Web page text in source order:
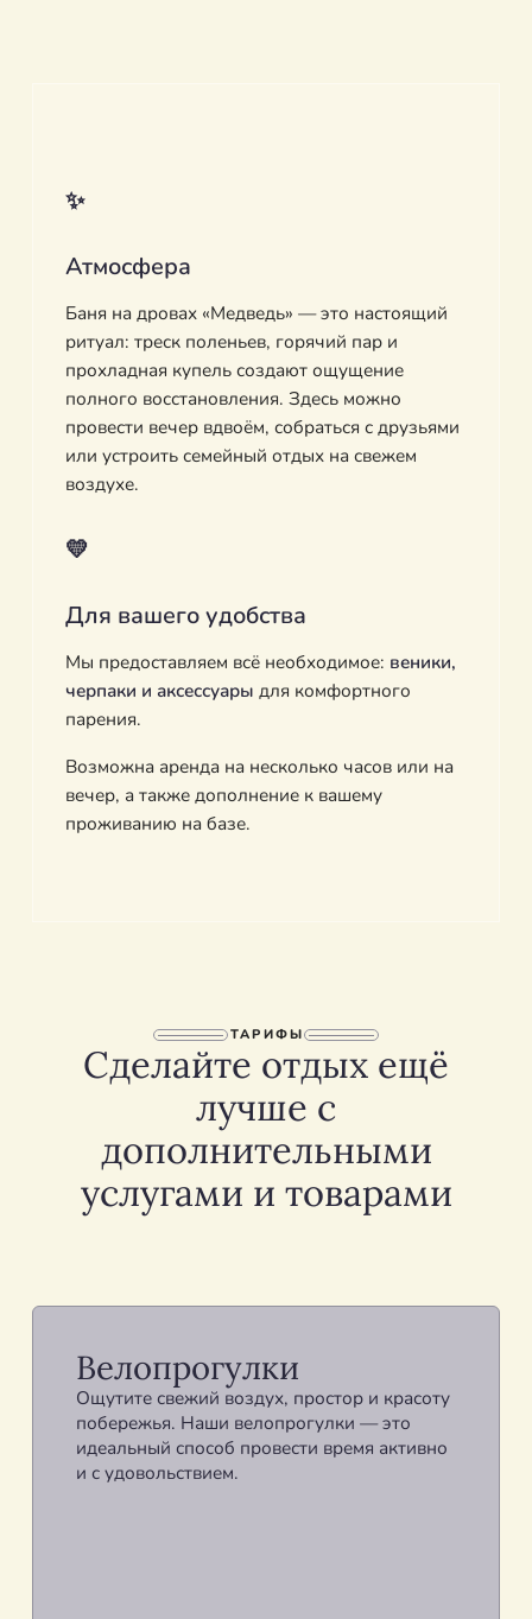
✨
Атмосфера
Баня на дровах «Медведь» — это настоящий
ритуал: треск поленьев, горячий пар и
прохладная купель создают ощущение
полного восстановления. Здесь можно
провести вечер вдвоём, собраться с друзьями
или устроить семейный отдых на свежем
воздухе.
💛
Для вашего удобства
Мы предоставляем всё необходимое: веники,
черпаки и аксессуары для комфортного
парения.
Возможна аренда на несколько часов или на
вечер, а также дополнение к вашему
проживанию на базе.
ТАРИФЫ
Сделайте отдых ещё
лучше с
дополнительными
услугами и товарами
Велопрогулки
Ощутите свежий воздух, простор и красоту
побережья. Наши велопрогулки — это
идеальный способ провести время активно
и с удовольствием.